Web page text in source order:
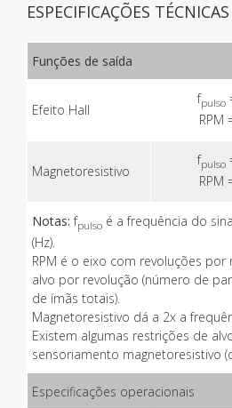
ESPECIFICAÇÕES TÉCNICAS
Funções de saída
Efeito Hall
fpulso
RPM
Magnetoresistivo
fpulso
RPM
Notas: fpulso é a frequência do
(Hz).
RPM é o eixo com revoluções por
alvo por revolução (número de
de ímãs totais).
Magnetoresistivo dá a 2x a
Existem algumas restrições de
sensoriamento magnetoresistivo
Especificações operacionais